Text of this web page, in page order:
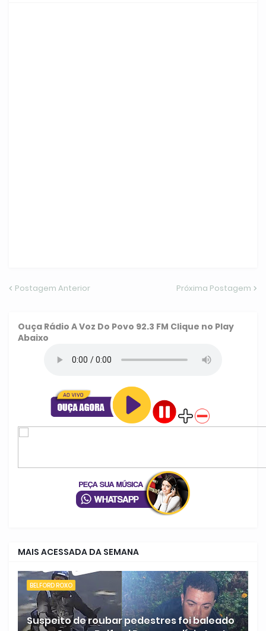
Postagem Anterior Próxima Postagem
Ouça Rádio A Voz Do Povo 92.3 FM Clique no Play
Abaixo
MAIS ACESSADA DA SEMANA
BELFORD ROXO
Suspeito de roubar pedestres foi baleado